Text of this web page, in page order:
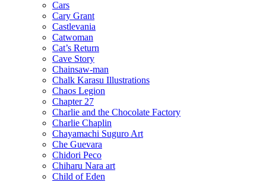
Cars
Cary Grant
Castlevania
Catwoman
Cat’s Return
Cave Story
Chainsaw-man
Chalk Karasu Illustrations
Chaos Legion
Chapter 27
Charlie and the Chocolate Factory
Charlie Chaplin
Chayamachi Suguro Art
Che Guevara
Chidori Peco
Chiharu Nara art
Child of Eden